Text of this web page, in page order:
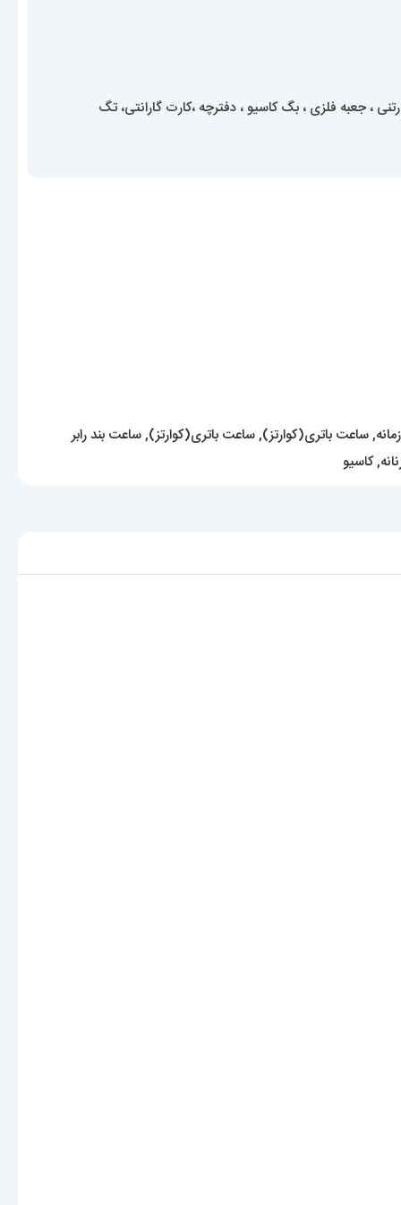
، جعبه فلزی ، بگ کاسیو ، دفترچه ،کارت گارانتی، تگ
,ساعت باتری(کوارتز),ساعت باتری(کوارتز),ساعت بند رابر
,کاسیو